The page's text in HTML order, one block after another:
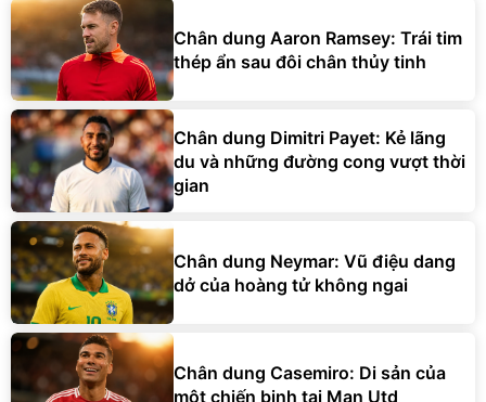
Chân dung Aaron Ramsey: Trái tim
thép ẩn sau đôi chân thủy tinh
Chân dung Dimitri Payet: Kẻ lãng
du và những đường cong vượt thời
gian
Chân dung Neymar: Vũ điệu dang
dở của hoàng tử không ngai
Chân dung Casemiro: Di sản của
một chiến binh tại Man Utd